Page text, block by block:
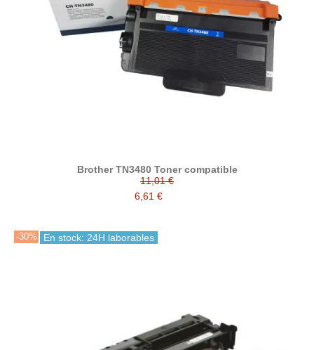
Brother TN3480 Toner compatible
11,01 €
6,61 €
-30% En stock: 24H laborables